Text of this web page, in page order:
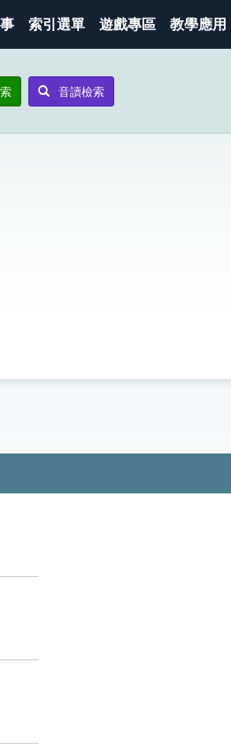
索引選單 遊戲專區 教學應用
音讀檢索